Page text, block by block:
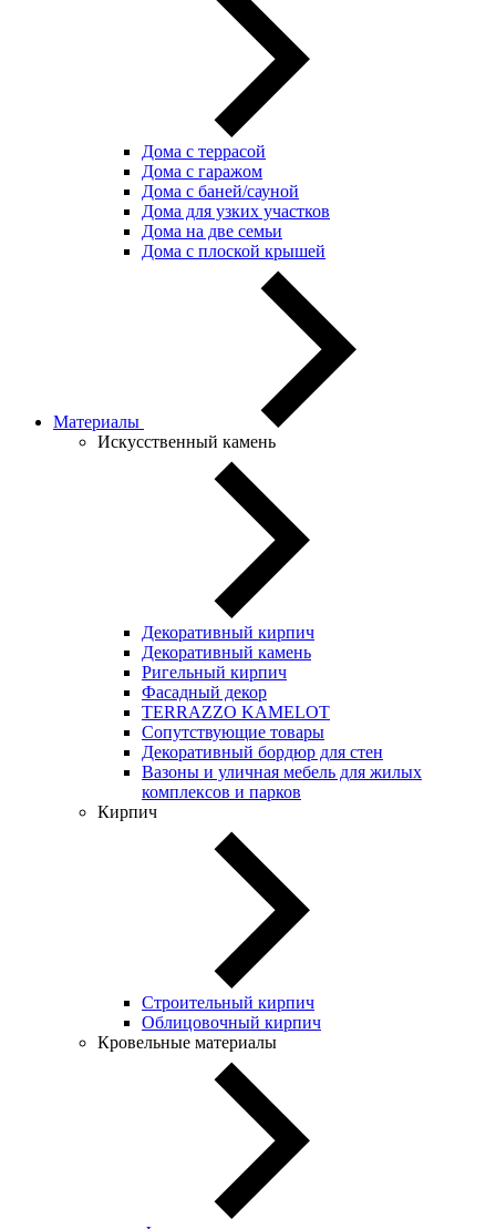
Дома с террасой
Дома с гаражом
Дома с баней/сауной
Дома для узких участков
Дома на две семьи
Дома с плоской крышей
Материалы
Искусственный камень
Декоративный кирпич
Декоративный камень
Ригельный кирпич
Фасадный декор
TERRAZZO KAMELOT
Сопутствующие товары
Декоративный бордюр для стен
Вазоны и уличная мебель для жилых
комплексов и парков
Кирпич
Строительный кирпич
Облицовочный кирпич
Кровельные материалы